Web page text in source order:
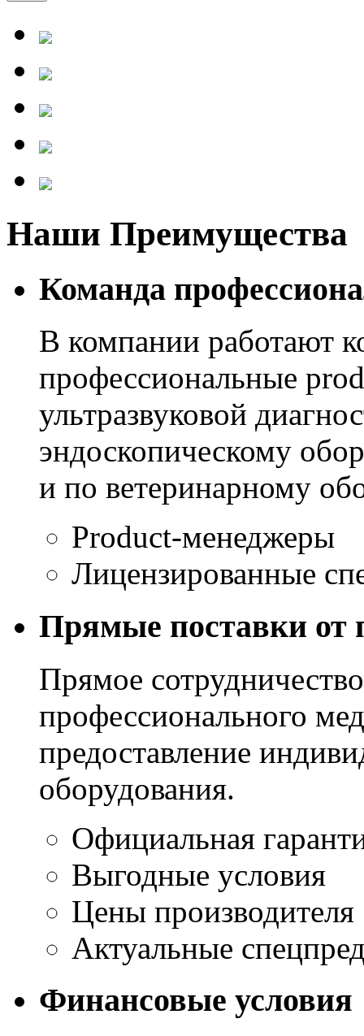
Наши Преимущества
Команда
В компании работают
профессиональные
ультразвуковой
эндоскопическому
и по ветеринарному
Product-менеджеры
Лицензированные
Прямые поставки от
Прямое
профессионального
предоставление
оборудования.
Официальная
Выгодные условия
Цены производителя
Актуальные
Финансовые условия